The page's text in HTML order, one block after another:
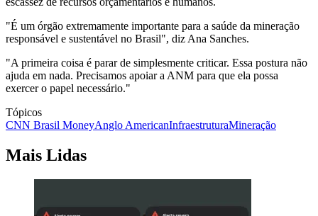
"É um órgão extremamente importante para a saúde da mineração
responsável e sustentável no Brasil", diz Ana Sanches.
"A primeira coisa é parar de simplesmente criticar. Essa postura não
ajuda em nada. Precisamos apoiar a ANM para que ela possa
exercer o papel necessário."
Tópicos
CNN Brasil MoneyAnglo AmericanInfraestruturaMineração
Mais Lidas